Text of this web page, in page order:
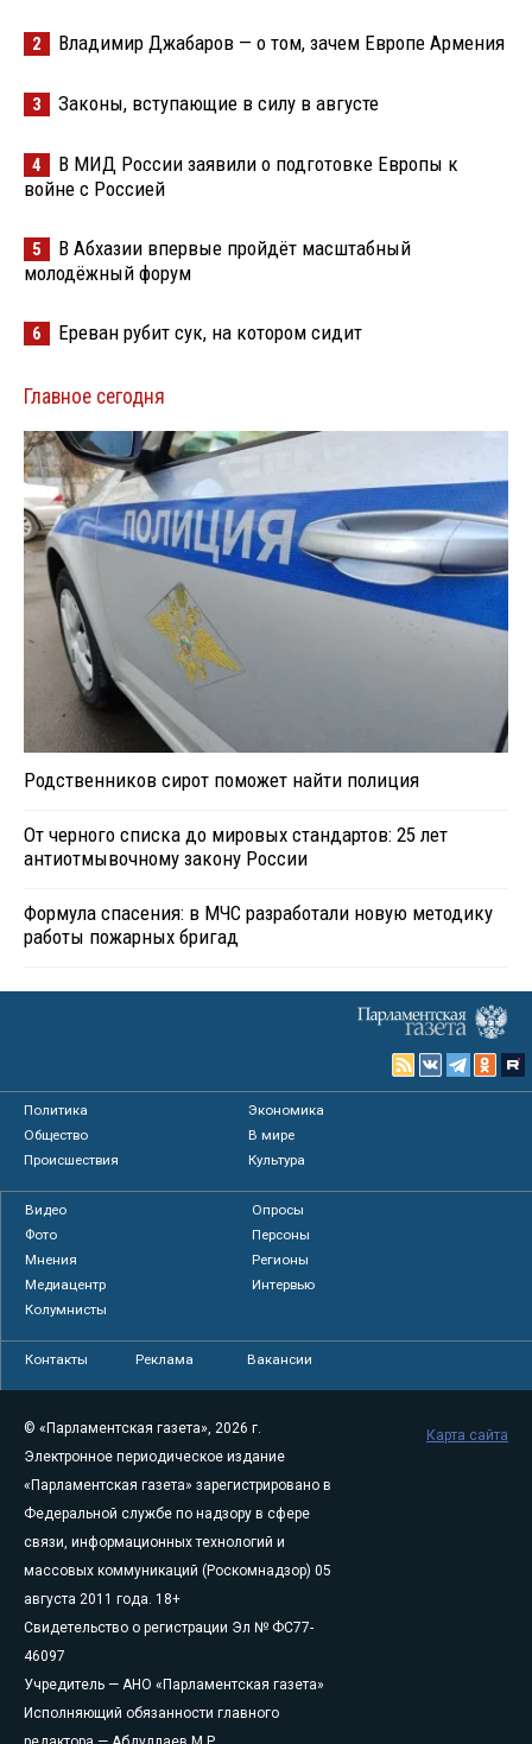
2 Владимир Джабаров — о том, зачем Европе Армения
3 Законы, вступающие в силу в августе
4
В МИД России заявили о подготовке Европы к
войне с Россией
5
В Абхазии впервые пройдёт масштабный
молодёжный форум
6 Ереван рубит сук, на котором сидит
Главное сегодня
Родственников сирот поможет найти полиция
От черного списка до мировых стандартов: 25 лет
антиотмывочному закону России
Формула спасения: в МЧС разработали новую методику
работы пожарных бригад
Политика
Экономика
Общество
В мире
Происшествия
Культура
Видео
Опросы
Фото
Персоны
Мнения
Регионы
Медиацентр
Интервью
Колумнисты
Контакты Реклама Вакансии
© «Парламентская газета», 2026 г.
Электронное периодическое издание
«Парламентская газета» зарегистрировано в
Федеральной службе по надзору в сфере
связи, информационных технологий и
массовых коммуникаций (Роскомнадзор) 05
августа 2011 года. 18+
Свидетельство о регистрации Эл № ФС77-
46097
Учредитель — АНО «Парламентская газета»
Исполняющий обязанности главного
Карта сайта